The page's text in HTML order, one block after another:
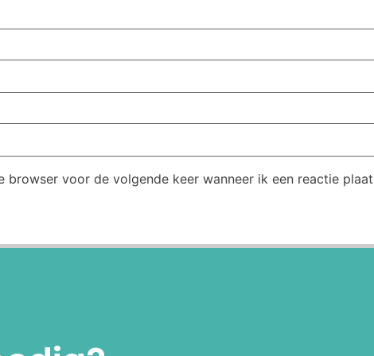
browser voor de volgende keer wanneer ik een reactie